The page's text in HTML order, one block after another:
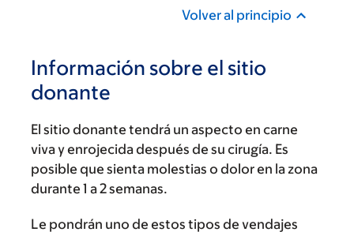
Volver al principio
Información sobre el sitio
donante
El sitio donante tendrá un aspecto en carne
viva y enrojecida después de su cirugía. Es
posible que sienta molestias o dolor en la zona
durante 1 a 2 semanas.
Le pondrán uno de estos tipos de vendajes